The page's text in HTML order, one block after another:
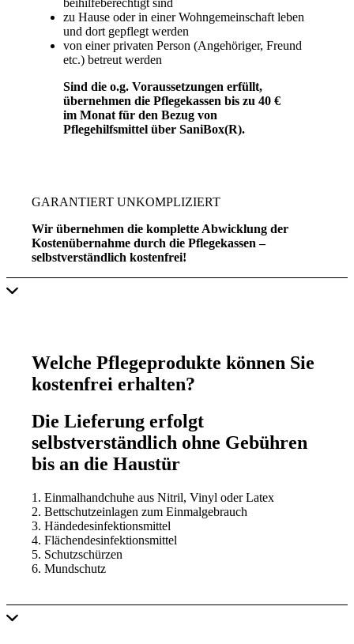
beihilfeberechtigt sind
zu Hause oder in einer Wohngemeinschaft leben
und dort gepflegt werden
von einer privaten Person (Angehöriger, Freund
etc.) betreut werden
Sind die o.g. Voraussetzungen erfüllt,
übernehmen die Pflegekassen bis zu 40 €
im Monat für den Bezug von
Pflegehilfsmittel über SaniBox(R).
GARANTIERT UNKOMPLIZIERT
Wir übernehmen die komplette Abwicklung der
Kostenübernahme durch die Pflegekassen –
selbstverständlich kostenfrei!
Welche Pflegeprodukte können Sie
kostenfrei erhalten?
Die Lieferung erfolgt
selbstverständlich ohne Gebühren
bis an die Haustür
1. Einmalhandchuhe aus Nitril, Vinyl oder Latex
2. Bettschutzeinlagen zum Einmalgebrauch
3. Händedesinfektionsmittel
4. Flächendesinfektionsmittel
5. Schutzschürzen
6. Mundschutz